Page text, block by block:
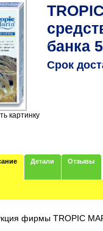
картинку
банка
Срок
Детали Отзывы
фирмы TROPIC